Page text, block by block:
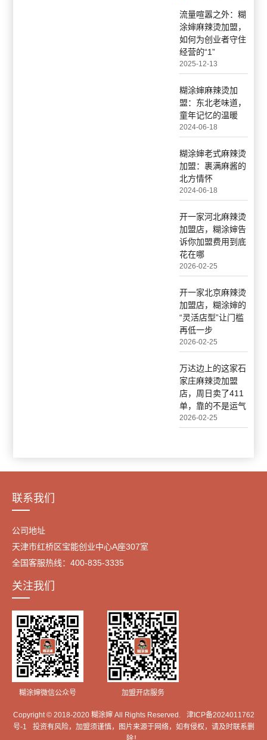
流量喧嚣之外：糊
涂婶麻辣烫加盟，
如何为创业者守住
经营的“1”
2025-12-13
糊涂婶麻辣烫加
盟：东北老味道，
童年记忆的温暖
2024-06-18
糊涂婶老式麻辣烫
加盟：裹满麻酱的
北方情怀
2024-06-18
开一家河北麻辣烫
加盟店，糊涂婶告
诉你加盟费用到底
花在哪
2026-02-25
开一家北京麻辣烫
加盟店，糊涂婶的
“灵活店型”让门槛
再低一步
2026-02-25
万达边上的这家石
家庄麻辣烫加盟
店，周日卖了411
单，靠的不是运气
2026-02-25
联系我们
公司地址
天津市红桥区宝能创业中心A座307室
全国客服热线：400-835-3335
关注我们
糊涂婶微信公众号 加盟开店服务
Copyright © 2018-2020 糊涂婶 All Rights Reserved.
津ICP备2024011762
号-1
投资有风险，加盟须谨慎，图片来源于网络，如有侵权，请及时联系删